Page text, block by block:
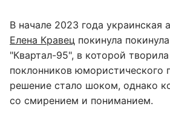
В начале 2023 года украинская
Елена Кравец покинула
"Квартал-95", в которой
поклонников юмористического
решение стало шоком, однако
со смирением и пониманием.